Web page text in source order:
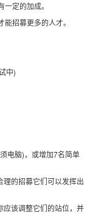
定的加成。
招募更多的人才。
中)
电脑)，或增加7名简单
的招募它们可以发挥出
应该调整它们的站位，并